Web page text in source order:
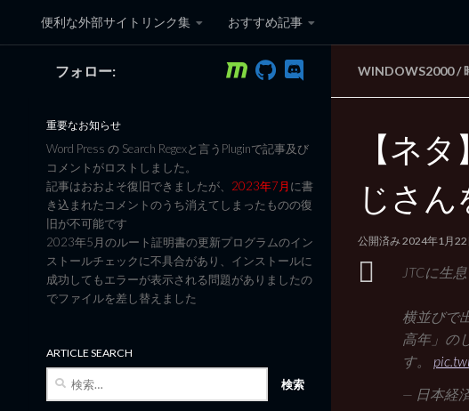
コンテンツへスキップ
便利な外部サイトリンク集 おすすめ記事
黒翼猫のコンピュータ日記
WINDOWS2000/
【ネ
じさん
公開済み2024年1月22
JTCに生
横並びで
高年」の
す。
— 日本経
フォロー:
重要なお知らせ
Word Press の Search Regexと言うPluginで記事及び
コメントがロストしました。
記事はおおよそ復旧できましたが、 2023年7月に書
き込まれたコメントのうち消えてしまったものの復
旧が不可能です
2023年5月のルート証明書の更新プログラムのイン
ストールチェックに不具合があり、インストールに
成功してもエラーが表示される問題がありましたの
でファイルを差し替えました
ARTICLE SEARCH